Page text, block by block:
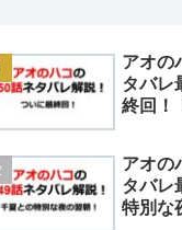
アオの
タバレ
終回！
アオの
タバレ
特別な